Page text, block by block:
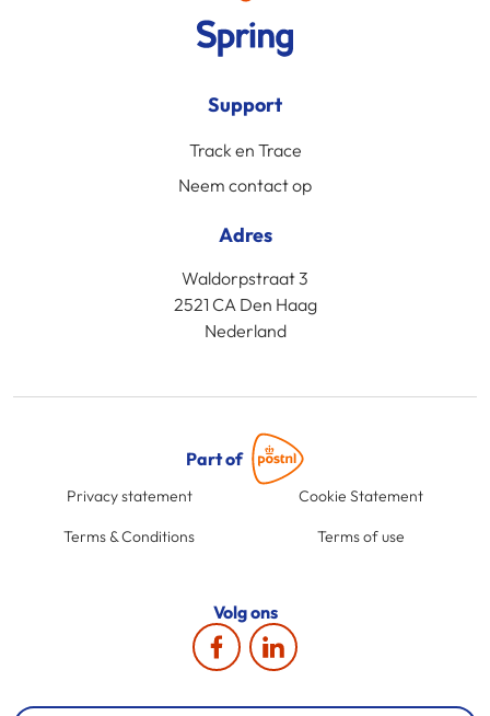
Support
Track en Trace
Neem contact op
Adres
Waldorpstraat 3
2521 CA Den Haag
Nederland
Part of
Privacy statement Cookie Statement
Terms & Conditions Terms of use
Volg ons